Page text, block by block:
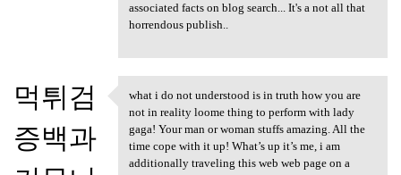
associated facts on blog search... It's a not all that
horrendous publish..
먹튀검
증백과
what i do not understood is
what i do not understood is in truth how you are
not in reality loome thing to perform with lady
gaga! Your man or woman stuffs amazing. All the
time cope with it up! What’s up it’s me, i am
additionally traveling this web web page on a